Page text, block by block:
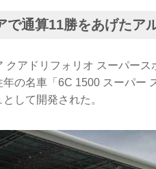
で通算11勝をあげたア
クアドリフォリオ スーパー
年の名車「6C 1500 スーパー
して開発された。